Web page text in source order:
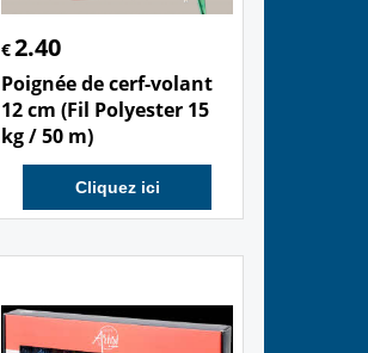
€2.40
Poignée de cerf-volant
12 cm (Fil Polyester 15
kg / 50 m)
Cliquez ici